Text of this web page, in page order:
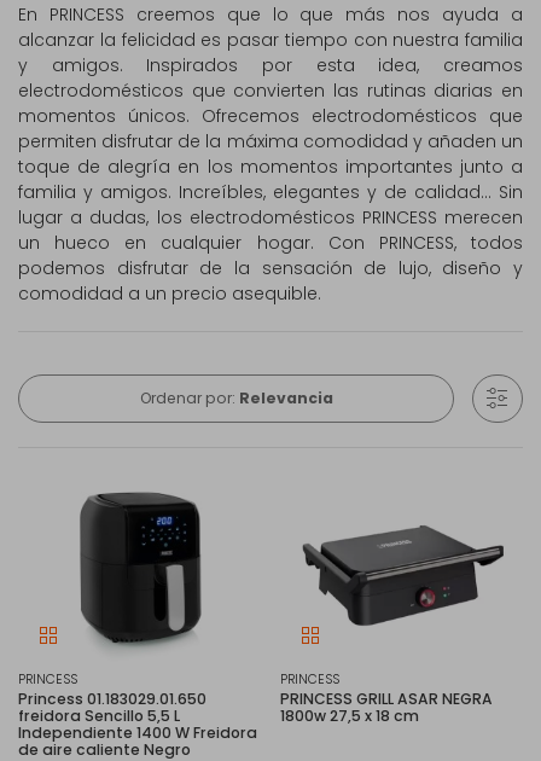
En PRINCESS creemos que lo que más nos ayuda a
alcanzar la felicidad es pasar tiempo con nuestra familia
y amigos. Inspirados por esta idea, creamos
electrodomésticos que convierten las rutinas diarias en
momentos únicos. Ofrecemos electrodomésticos que
permiten disfrutar de la máxima comodidad y añaden un
toque de alegría en los momentos importantes junto a
familia y amigos. Increíbles, elegantes y de calidad... Sin
lugar a dudas, los electrodomésticos PRINCESS merecen
un hueco en cualquier hogar. Con PRINCESS, todos
podemos disfrutar de la sensación de lujo, diseño y
comodidad a un precio asequible.
Ordenar por: Relevancia
PRINCESS
Princess 01.183029.01.650
freidora Sencillo 5,5 L
Independiente 1400 W Freidora
de aire caliente Negro
PRINCESS
PRINCESS GRILL ASAR NEGRA
1800w 27,5 x 18 cm